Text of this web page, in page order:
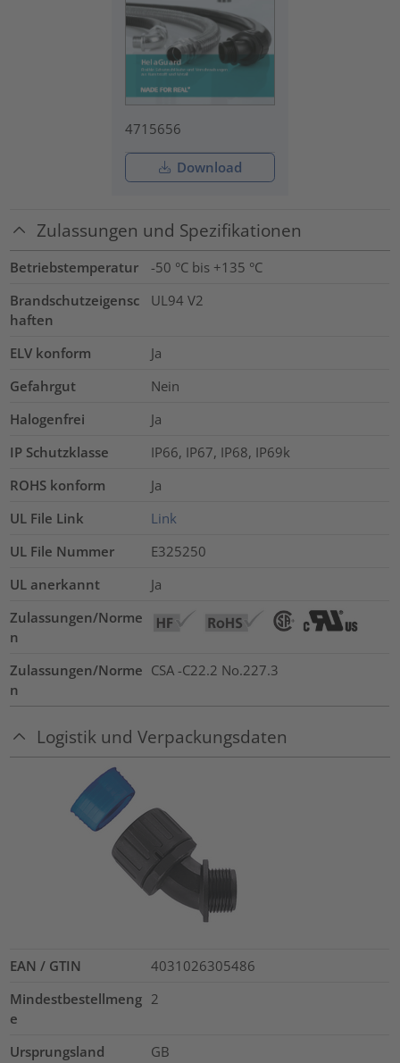
4715656
Download
Zulassungen und Spezifikationen
Betriebstemperatur
-50 °C bis +135 °C
Brandschutzeigensc
haften
UL94 V2
ELV konform
Ja
Gefahrgut
Nein
Halogenfrei
Ja
IP Schutzklasse
IP66, IP67, IP68, IP69k
ROHS konform
Ja
UL File Link
Link
UL File Nummer
E325250
UL anerkannt
Ja
Zulassungen/Norme
n
Zulassungen/Norme
n
CSA -C22.2 No.227.3
Logistik und Verpackungsdaten
EAN / GTIN
4031026305486
Mindestbestellmeng
e
2
Ursprungsland GB